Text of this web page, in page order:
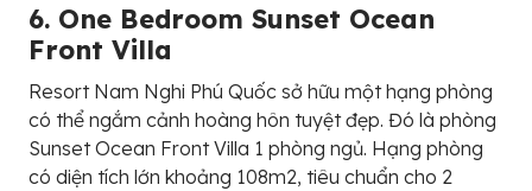
6. One Bedroom Sunset Ocean
Front Villa
Resort Nam Nghi Phú Quốc sở hữu một hạng phòng
có thể ngắm cảnh hoàng hôn tuyệt đẹp. Đó là phòng
Sunset Ocean Front Villa 1 phòng ngủ. Hạng phòng
có diện tích lớn khoảng 108m2, tiêu chuẩn cho 2